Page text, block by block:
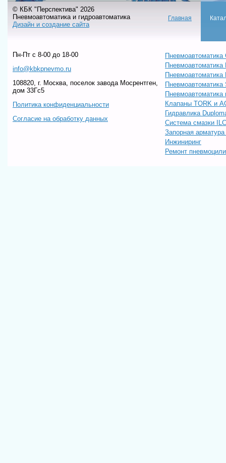
© КБК "Перспектива" 2026
Пневмоавтоматика и гидроавтоматика
Дизайн и создание сайта
Главная
Пн-Пт c 8-00 до 18-00
info@kbkpnevmo.ru
108820, г. Москва, поселок завода Мосрентген,
дом 33Гс5
Политика конфиденциальности
Согласие на обработку данных
Пневмоавтоматика
Пневмоавтоматика
Пневмоавтоматика
Пневмоавтоматика
Клапаны TORK и
Гидравлика
Система смазки ILC
Запорная
Инжиниринг
Ремонт